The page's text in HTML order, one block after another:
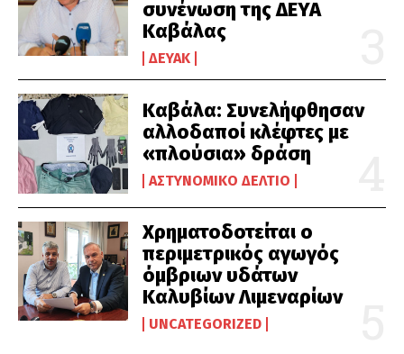
συνένωση της ΔΕΥΑ
Καβάλας
ΔΕΥΑΚ
Καβάλα: Συνελήφθησαν
αλλοδαποί κλέφτες με
«πλούσια» δράση
ΑΣΤΥΝΟΜΙΚΌ ΔΕΛΤΊΟ
Χρηματοδοτείται ο
περιμετρικός αγωγός
όμβριων υδάτων
Καλυβίων Λιμεναρίων
UNCATEGORIZED